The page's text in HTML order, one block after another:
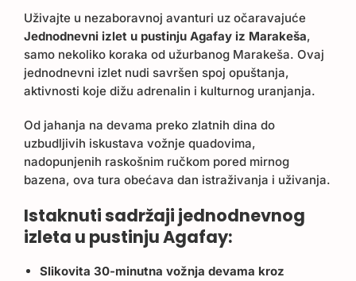
Uživajte u nezaboravnoj avanturi uz očaravajuće
Jednodnevni izlet u pustinju Agafay iz Marakeša,
samo nekoliko koraka od užurbanog Marakeša. Ovaj
jednodnevni izlet nudi savršen spoj opuštanja,
aktivnosti koje dižu adrenalin i kulturnog uranjanja.
Od jahanja na devama preko zlatnih dina do
uzbudljivih iskustava vožnje quadovima,
nadopunjenih raskošnim ručkom pored mirnog
bazena, ova tura obećava dan istraživanja i uživanja.
Istaknuti sadržaji jednodnevnog
izleta u pustinju Agafay:
Slikovita 30-minutna vožnja devama kroz